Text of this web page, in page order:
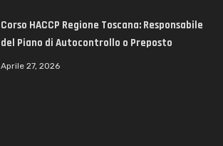
Corso HACCP Regione Toscana: Responsabile
del Piano di Autocontrollo o Preposto
Aprile 27, 2026